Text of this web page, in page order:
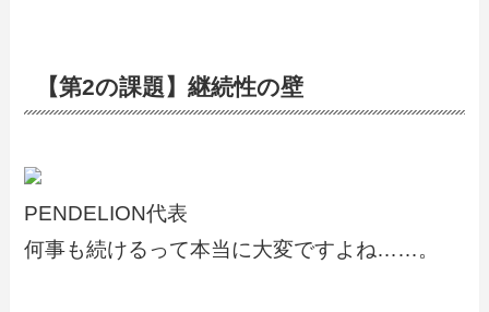
【第2の課題】継続性の壁
PENDELION代表
何事も続けるって本当に大変ですよね……。